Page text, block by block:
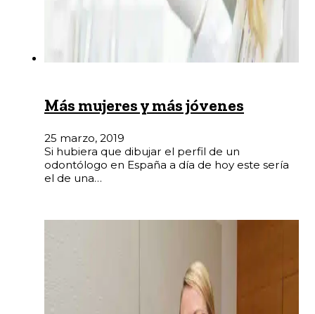
Más mujeres y más jóvenes
25 marzo, 2019
Si hubiera que dibujar el perfil de un
odontólogo en España a día de hoy este sería
el de una…